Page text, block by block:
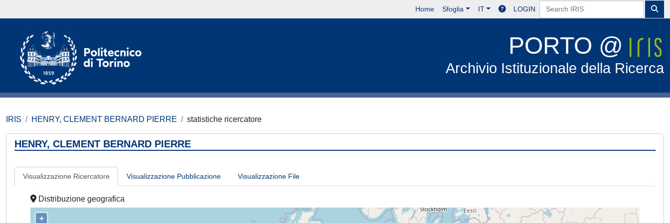
Home Sfoglia IT LOGIN
PORTO @
Archivio Istituzionale della Ricerca
IRIS HENRY, CLEMENT BERNARD PIERRE statistiche ricercatore
HENRY, CLEMENT BERNARD PIERRE
Visualizzazione Ricercatore Visualizzazione Pubblicazione Visualizzazione File
Distribuzione geografica
+